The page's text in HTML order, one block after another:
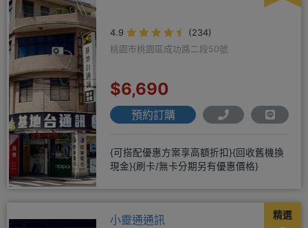
4.9
(234)
桃園市桃園區成功路二段50號
$6,690
預約訂購
{可搭配優惠方案享高額折扣}{回收舊機換
現金}{刷卡/無卡分期另有優惠價格}
精選
小靈通通訊